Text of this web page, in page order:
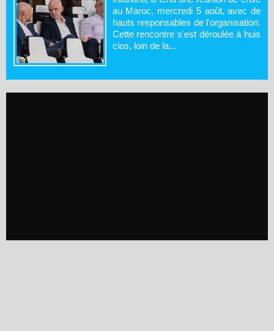
au Maroc, mercredi 5 août, avec de
hauts responsables de l'organisation.
Cette rencontre s'est déroulée à huis
clos, loin de la...